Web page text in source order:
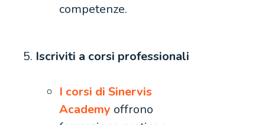
competenze.
Iscriviti a corsi professionali
I corsi di Sinervis
Academy offrono